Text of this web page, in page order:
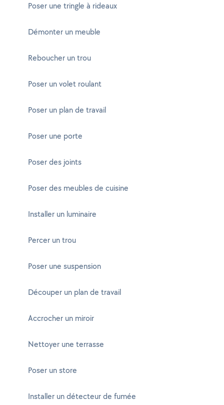
Poser une tringle à rideaux
Démonter un meuble
Reboucher un trou
Poser un volet roulant
Poser un plan de travail
Poser une porte
Poser des joints
Poser des meubles de cuisine
Installer un luminaire
Percer un trou
Poser une suspension
Découper un plan de travail
Accrocher un miroir
Nettoyer une terrasse
Poser un store
Installer un détecteur de fumée